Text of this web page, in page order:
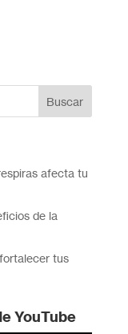
afecta tu
de la
tus
YouTube